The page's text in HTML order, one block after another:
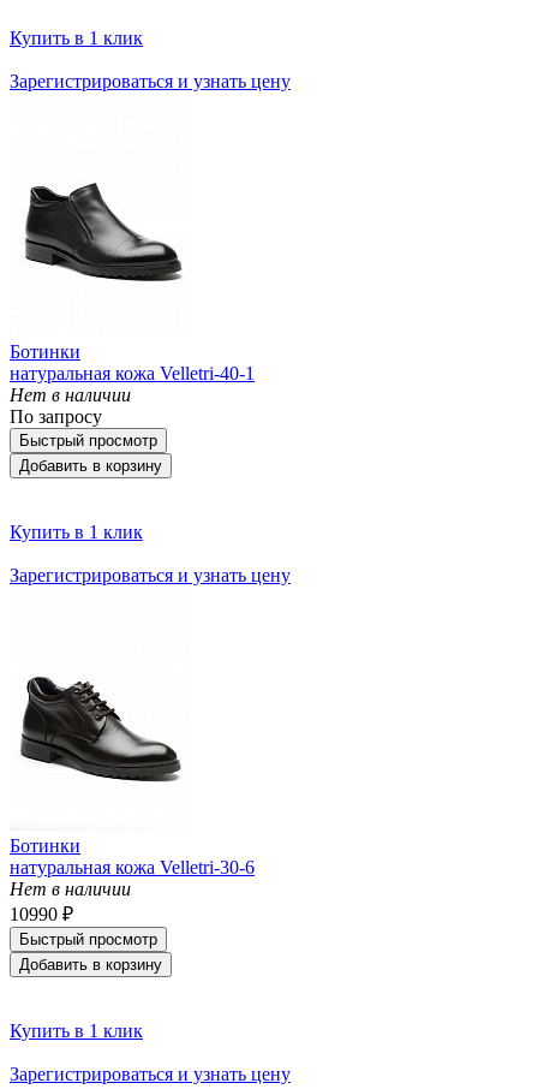
Купить в 1 клик
Зарегистрироваться и узнать цену
Ботинки
натуральная кожа Velletri-40-1
Нет в наличии
По запросу
Быстрый просмотр
Добавить в корзину
Купить в 1 клик
Зарегистрироваться и узнать цену
Ботинки
натуральная кожа Velletri-30-6
Нет в наличии
10990 ₽
Быстрый просмотр
Добавить в корзину
Купить в 1 клик
Зарегистрироваться и узнать цену